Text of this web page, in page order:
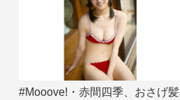
#Mooove!・赤間四季、おさげ髪